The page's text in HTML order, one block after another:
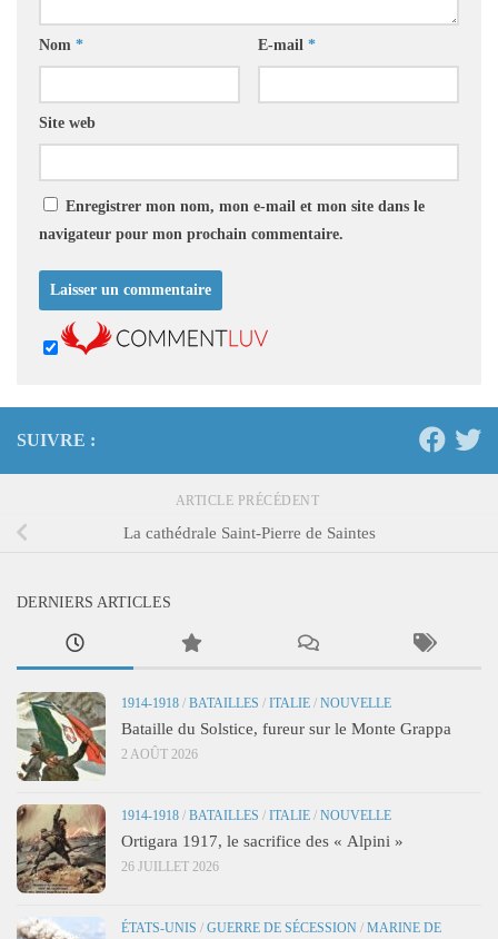
Nom * E-mail *
Site web
Enregistrer mon nom, mon e-mail et mon site dans le
navigateur pour mon prochain commentaire.
SUIVRE :
ARTICLE PRÉCÉDENT
La cathédrale Saint-Pierre de Saintes
DERNIERS ARTICLES
1914-1918 / BATAILLES / ITALIE / NOUVELLE
Bataille du Solstice, fureur sur le Monte Grappa
2 AOÛT 2026
1914-1918 / BATAILLES / ITALIE / NOUVELLE
Ortigara 1917, le sacrifice des « Alpini »
26 JUILLET 2026
ÉTATS-UNIS / GUERRE DE SÉCESSION / MARINE DE